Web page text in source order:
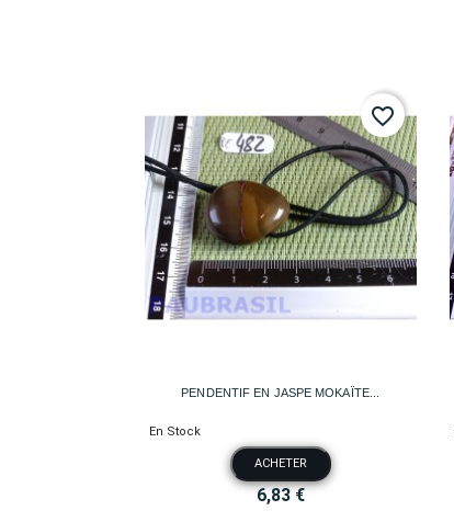
PENDENTIF EN JASPE MOKAÏTE...
En Stock
ACHETER
6,83 €
favorite_border